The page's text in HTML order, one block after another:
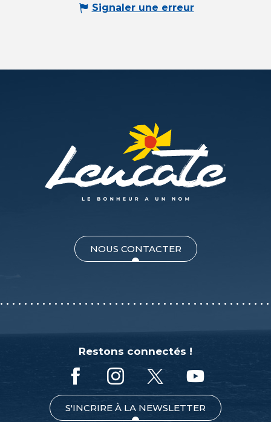
Signaler une erreur
NOUS CONTACTER
Restons connectés !
S'INCRIRE À LA NEWSLETTER